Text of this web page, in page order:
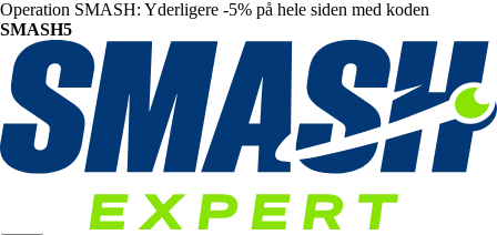
Operation SMASH: Yderligere -5% på hele siden med koden
SMASH5